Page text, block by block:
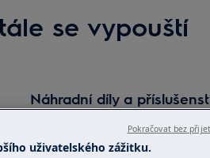
se vypouští
Náhradní díly a
Vyhledejte si originální
spotřebič v našem e-shopu a
uživatelského zážitku.
Pokračovat bez